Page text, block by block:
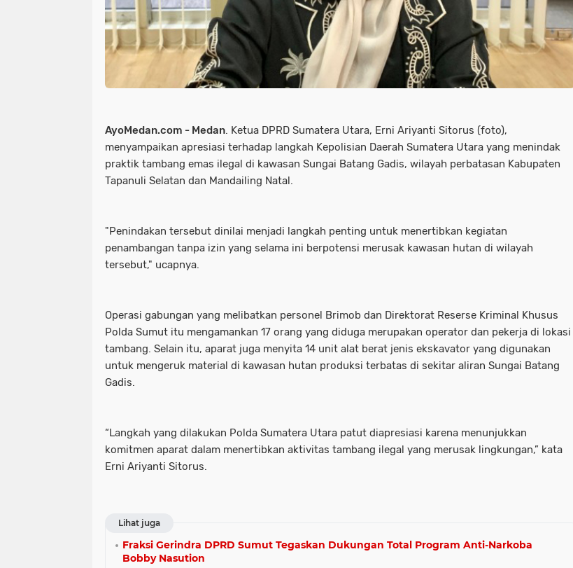
AyoMedan.com - Medan. Ketua DPRD Sumatera Utara, Erni Ariyanti Sitorus (foto),
menyampaikan apresiasi terhadap langkah Kepolisian Daerah Sumatera Utara yang menindak
praktik tambang emas ilegal di kawasan Sungai Batang Gadis, wilayah perbatasan Kabupaten
Tapanuli Selatan dan Mandailing Natal.
"Penindakan tersebut dinilai menjadi langkah penting untuk menertibkan kegiatan
penambangan tanpa izin yang selama ini berpotensi merusak kawasan hutan di wilayah
tersebut," ucapnya.
Operasi gabungan yang melibatkan personel Brimob dan Direktorat Reserse Kriminal Khusus
Polda Sumut itu mengamankan 17 orang yang diduga merupakan operator dan pekerja di lokasi
tambang. Selain itu, aparat juga menyita 14 unit alat berat jenis ekskavator yang digunakan
untuk mengeruk material di kawasan hutan produksi terbatas di sekitar aliran Sungai Batang
Gadis.
“Langkah yang dilakukan Polda Sumatera Utara patut diapresiasi karena menunjukkan
komitmen aparat dalam menertibkan aktivitas tambang ilegal yang merusak lingkungan,” kata
Erni Ariyanti Sitorus.
Lihat juga
Fraksi Gerindra DPRD Sumut Tegaskan Dukungan Total Program Anti-Narkoba
Bobby Nasution